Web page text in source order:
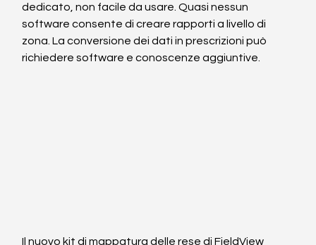
dedicato, non facile da usare. Quasi nessun
software consente di creare rapporti a livello di
zona. La conversione dei dati in prescrizioni può
richiedere software e conoscenze aggiuntive.
Il nuovo kit di mappatura delle rese di FieldView